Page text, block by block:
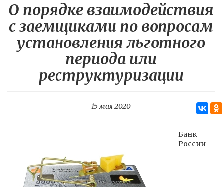
О порядке взаимодействия
с заемщиками по вопросам
установления льготного
периода или
реструктуризации
15 мая 2020
Банк
России